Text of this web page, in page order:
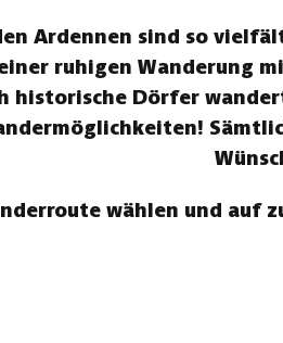
Ardennen sind so
ruhigen Wanderung
historische Dörfer
wählen und auf